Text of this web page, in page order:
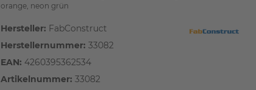
orange, neon grün
Hersteller: FabConstruct
Herstellernummer: 33082
EAN:4260395362534
Artikelnummer: 33082